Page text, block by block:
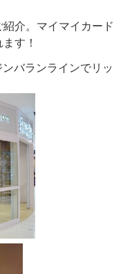
紹介。マイマイカード
す！
バランラインでリッ